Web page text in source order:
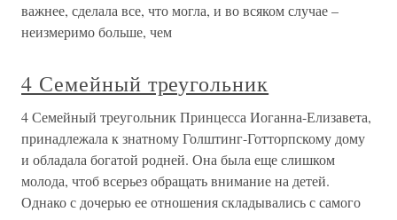
важнее, сделала все, что могла, и во всяком случае –
неизмеримо больше, чем
4 Семейный треугольник
4 Семейный треугольник Принцесса Иоганна-Елизавета,
принадлежала к знатному Голштинг-Готторпскому дому
и обладала богатой родней. Она была еще слишком
молода, чтоб всерьез обращать внимание на детей.
Однако с дочерью ее отношения складывались с самого